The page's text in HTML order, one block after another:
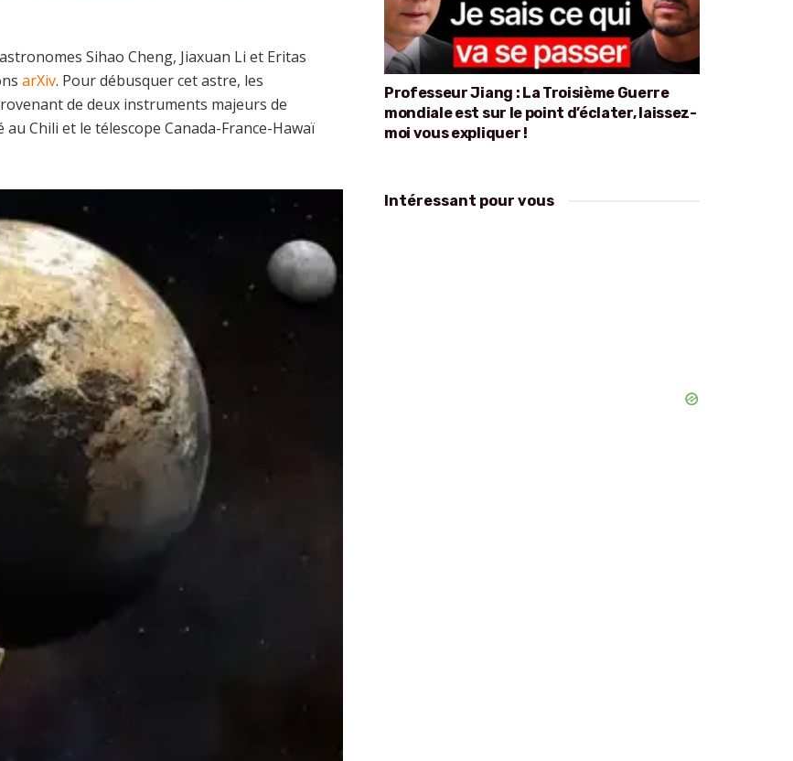
Sihao Cheng, Jiaxuan Li et Eritas
arXiv. Pour débusquer cet astre, les
de deux instruments majeurs de
Chili et le télescope Canada-France-Hawaï
Professeur Jiang : La Troisième Guerre
mondiale est sur le point d’éclater, laissez-
moi vous expliquer !
Intéressant pour vous